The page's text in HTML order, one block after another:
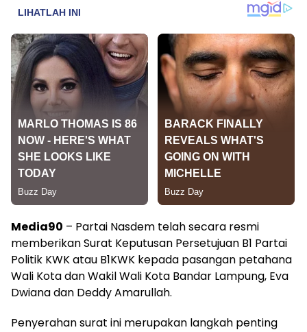
Media90 – Partai Nasdem telah secara resmi
memberikan Surat Keputusan Persetujuan B1 Partai
Politik KWK atau B1KWK kepada pasangan petahana
Wali Kota dan Wakil Wali Kota Bandar Lampung, Eva
Dwiana dan Deddy Amarullah.
Penyerahan surat ini merupakan langkah penting